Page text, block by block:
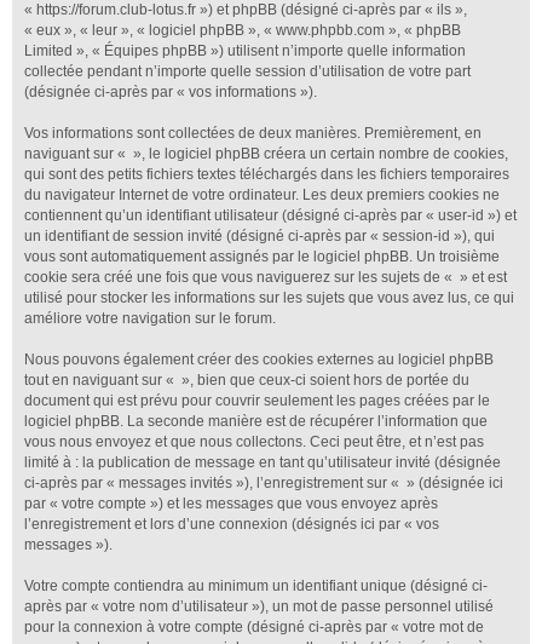
« https://forum.club-lotus.fr ») et phpBB (désigné ci-après par « ils »,
« eux », « leur », « logiciel phpBB », « www.phpbb.com », « phpBB
Limited », « Équipes phpBB ») utilisent n’importe quelle information
collectée pendant n’importe quelle session d’utilisation de votre part
(désignée ci-après par « vos informations »).
Vos informations sont collectées de deux manières. Premièrement, en
naviguant sur « », le logiciel phpBB créera un certain nombre de cookies,
qui sont des petits fichiers textes téléchargés dans les fichiers temporaires
du navigateur Internet de votre ordinateur. Les deux premiers cookies ne
contiennent qu’un identifiant utilisateur (désigné ci-après par « user-id ») et
un identifiant de session invité (désigné ci-après par « session-id »), qui
vous sont automatiquement assignés par le logiciel phpBB. Un troisième
cookie sera créé une fois que vous naviguerez sur les sujets de « » et est
utilisé pour stocker les informations sur les sujets que vous avez lus, ce qui
améliore votre navigation sur le forum.
Nous pouvons également créer des cookies externes au logiciel phpBB
tout en naviguant sur « », bien que ceux-ci soient hors de portée du
document qui est prévu pour couvrir seulement les pages créées par le
logiciel phpBB. La seconde manière est de récupérer l’information que
vous nous envoyez et que nous collectons. Ceci peut être, et n’est pas
limité à : la publication de message en tant qu’utilisateur invité (désignée
ci-après par « messages invités »), l’enregistrement sur « » (désignée ici
par « votre compte ») et les messages que vous envoyez après
l’enregistrement et lors d’une connexion (désignés ici par « vos
messages »).
Votre compte contiendra au minimum un identifiant unique (désigné ci-
après par « votre nom d’utilisateur »), un mot de passe personnel utilisé
pour la connexion à votre compte (désigné ci-après par « votre mot de